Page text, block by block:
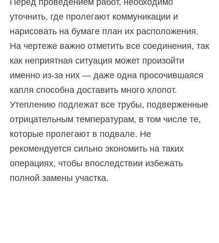
Перед проведением работ, необходимо
уточнить, где пролегают коммуникации и
нарисовать на бумаге план их расположения.
На чертеже важно отметить все соединения, так
как неприятная ситуация может произойти
именно из-за них — даже одна просочившаяся
капля способна доставить много хлопот.
Утеплению подлежат все трубы, подверженные
отрицательным температурам, в том числе те,
которые пролегают в подвале. Не
рекомендуется сильно экономить на таких
операциях, чтобы впоследствии избежать
полной замены участка.